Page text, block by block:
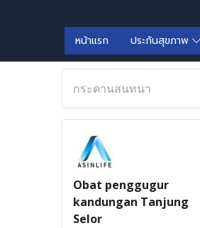
หน้าแรก ประกันสุขภาพ
กระดานสนทนา
Obat penggugur
kandungan Tanjung
Selor